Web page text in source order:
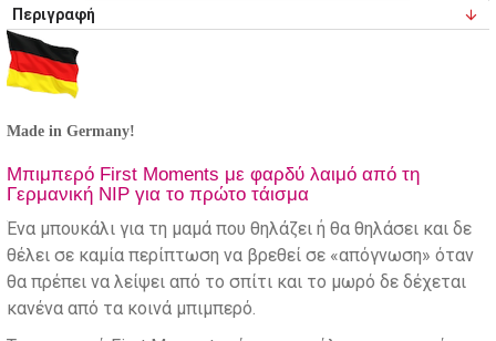
Περιγραφή
Made in Germany!
Μπιμπερό First Moments με φαρδύ λαιμό από τη
Γερμανική NIP για το πρώτο τάισμα
Ένα μπουκάλι για τη μαμά που θηλάζει ή θα θηλάσει και δε
θέλει σε καμία περίπτωση να βρεθεί σε «απόγνωση» όταν
θα πρέπει να λείψει από το σπίτι και το μωρό δε δέχεται
κανένα από τα κοινά μπιμπερό.